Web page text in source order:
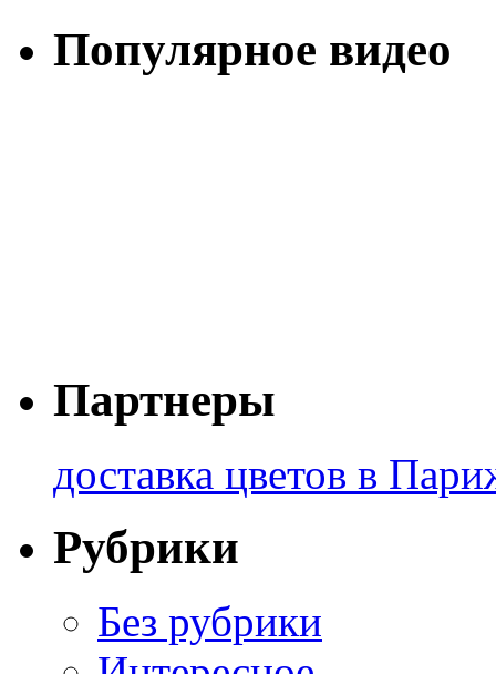
Популярное видео
Партнеры
доставка цветов в
Рубрики
Без рубрики